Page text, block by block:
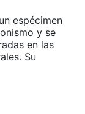
espécimen
y se
en las
Su